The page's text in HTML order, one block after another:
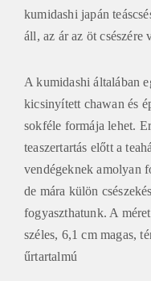
kumidashi japán
áll, az ár az öt csészére
A kumidashi általában
kicsinyített chawan és
sokféle formája lehet.
teaszertartás előtt a
vendégeknek amolyan
de mára külön
fogyaszthatunk. A
széles, 6,1 cm magas,
űrtartalmú